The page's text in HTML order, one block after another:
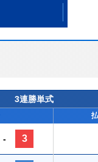
3連勝単式
- 3